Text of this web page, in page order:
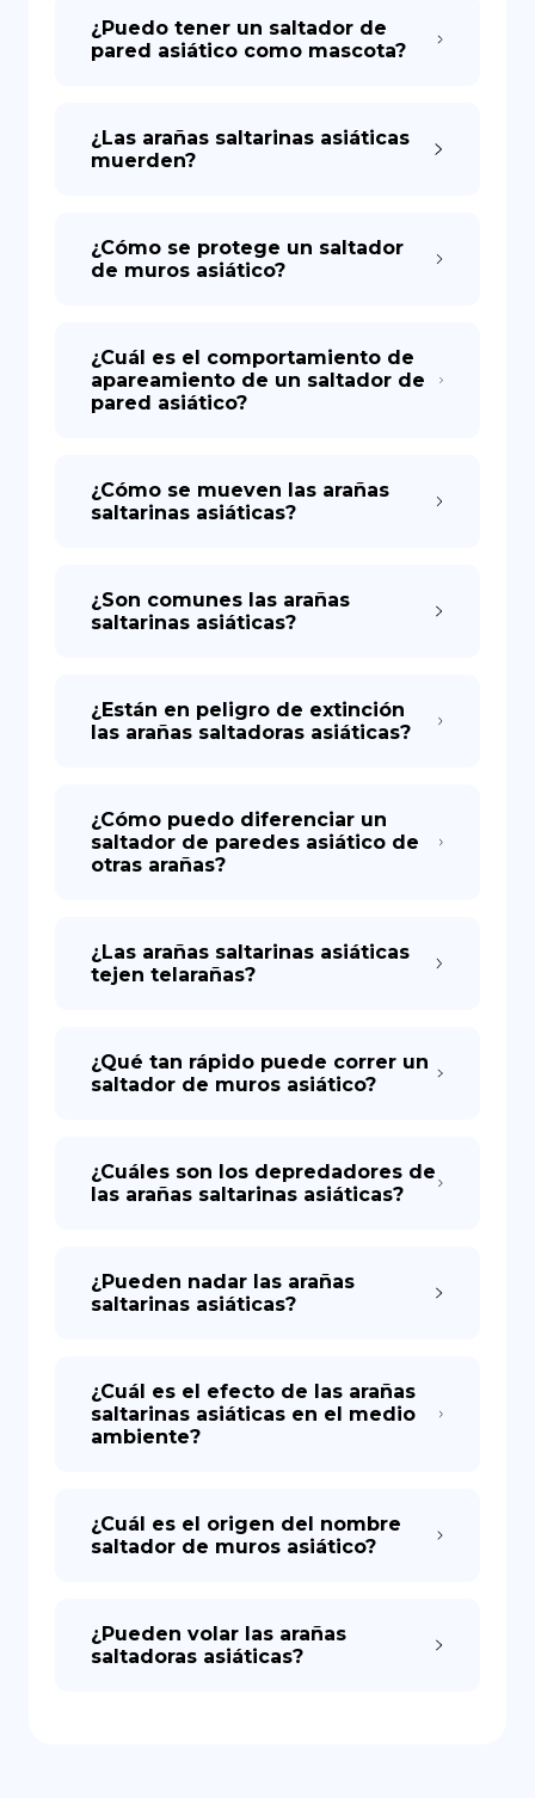
¿Puedo tener un saltador de
pared asiático como mascota?
¿Las arañas saltarinas asiáticas
muerden?
¿Cómo se protege un saltador
de muros asiático?
¿Cuál es el comportamiento de
apareamiento de un saltador de
pared asiático?
¿Cómo se mueven las arañas
saltarinas asiáticas?
¿Son comunes las arañas
saltarinas asiáticas?
¿Están en peligro de extinción
las arañas saltadoras asiáticas?
¿Cómo puedo diferenciar un
saltador de paredes asiático de
otras arañas?
¿Las arañas saltarinas asiáticas
tejen telarañas?
¿Qué tan rápido puede correr un
saltador de muros asiático?
¿Cuáles son los depredadores de
las arañas saltarinas asiáticas?
¿Pueden nadar las arañas
saltarinas asiáticas?
¿Cuál es el efecto de las arañas
saltarinas asiáticas en el medio
ambiente?
¿Cuál es el origen del nombre
saltador de muros asiático?
¿Pueden volar las arañas
saltadoras asiáticas?